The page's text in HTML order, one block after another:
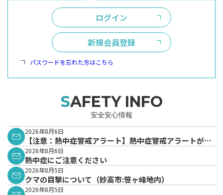
ログイン
新規会員登録
パスワードを忘れた方はこちら
SAFETY INFO
安全安心情報
2026年8月6日
【注意：熱中症警戒アラート】熱中症警戒アラートが発
表されています。
2026年8月6日
熱中症にご注意ください
2026年8月5日
クマの目撃について（妙高市:笹ヶ峰地内）
2026年8月5日